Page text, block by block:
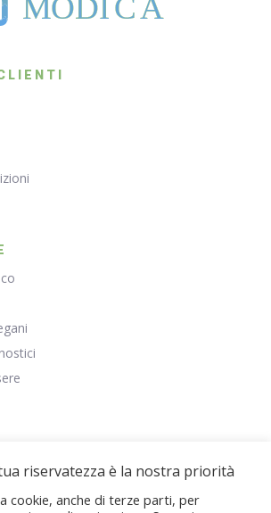
MODICA
riservatezza è la nostra priorità
cookie, anche di terze parti, per